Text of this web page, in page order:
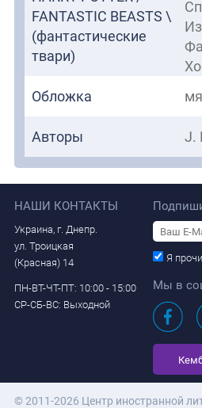
FANTASTIC BEASTS \
(фантастические
твари)
Обложка
Авторы J.
НАШИ КОНТАКТЫ
Украина, г. Днепр.
ул. Троицкая
(Красная) 14
ПН-ВТ-ЧТ-ПТ: 10:00 - 15:00
СР-СБ-ВС: Выходной
Я
Мы в
© 2011-2026 Центр иностранной